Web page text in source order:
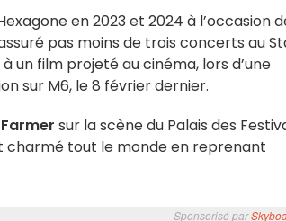
en 2023 et 2024 à l’occasion
pas moins de trois concerts au
un film projeté au cinéma, lors d’une
sur M6, le 8 février dernier.
sur la scène du Palais des
charmé tout le monde en reprenant